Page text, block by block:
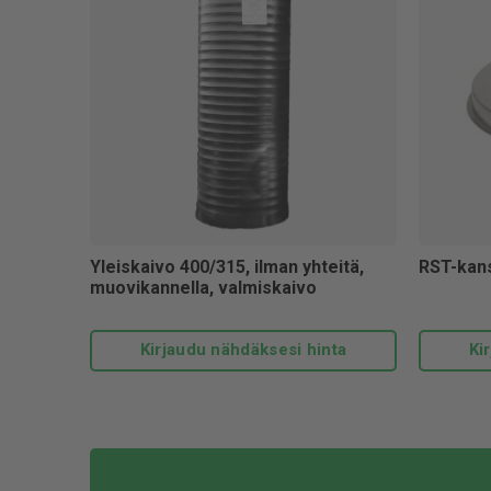
Yleiskaivo 400/315, ilman yhteitä,
muovikannella, valmiskaivo
Kirjaudu nähdäksesi hinta
RST-